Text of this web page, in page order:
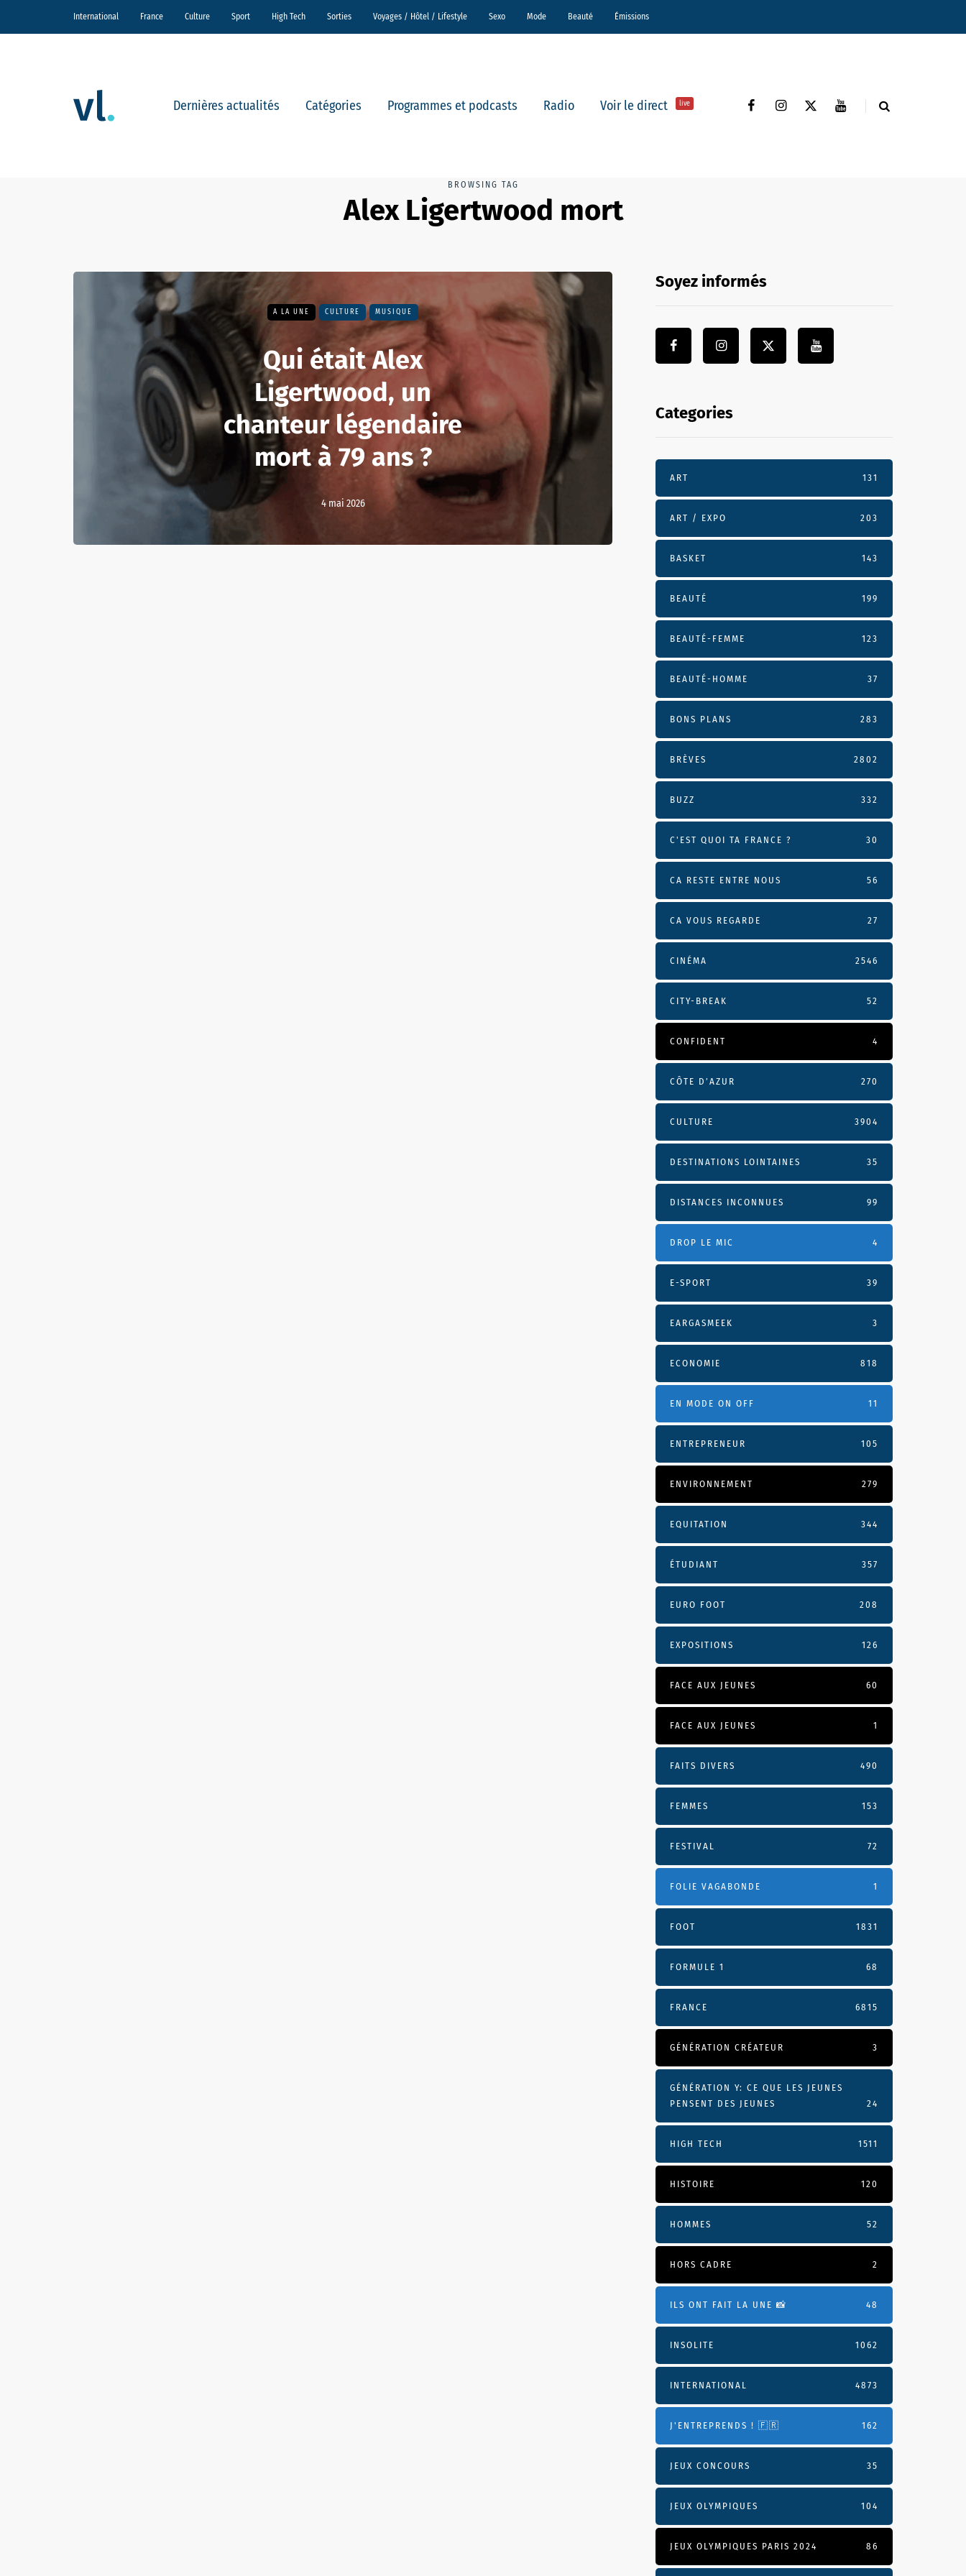
International France Culture Sport High Tech Sorties Voyages / Hôtel / Lifestyle Sexo Mode Beauté Émissions
Dernières actualités Catégories Programmes et podcasts Radio Voir le direct live
BROWSING TAG
Alex Ligertwood mort
A LA UNE CULTURE MUSIQUE
Qui était Alex
Ligertwood, un
chanteur légendaire
mort à 79 ans ?
4 mai 2026
Soyez informés
Categories
ART 131
ART / EXPO 203
BASKET 143
BEAUTÉ 199
BEAUTÉ-FEMME 123
BEAUTÉ-HOMME 37
BONS PLANS 283
BRÈVES 2802
BUZZ 332
C'EST QUOI TA FRANCE ? 30
CA RESTE ENTRE NOUS 56
CA VOUS REGARDE 27
CINÉMA 2546
CITY-BREAK 52
CONFIDENT 4
CÔTE D’AZUR 270
CULTURE 3904
DESTINATIONS LOINTAINES 35
DISTANCES INCONNUES 99
DROP LE MIC 4
E-SPORT 39
EARGASMEEK 3
ECONOMIE 818
EN MODE ON OFF 11
ENTREPRENEUR 105
ENVIRONNEMENT 279
EQUITATION 344
ÉTUDIANT 357
EURO FOOT 208
EXPOSITIONS 126
FACE AUX JEUNES 60
FACE AUX JEUNES 1
FAITS DIVERS 490
FEMMES 153
FESTIVAL 72
FOLIE VAGABONDE 1
FOOT 1831
FORMULE 1 68
FRANCE 6815
GÉNÉRATION CRÉATEUR 3
GÉNÉRATION Y: CE QUE LES JEUNES
PENSENT DES JEUNES
24
HIGH TECH 1511
HISTOIRE 120
HOMMES 52
HORS CADRE 2
ILS ONT FAIT LA UNE 📸 48
INSOLITE 1062
INTERNATIONAL 4873
J'ENTREPRENDS ! 🇫🇷 162
JEUX CONCOURS 35
JEUX OLYMPIQUES 104
JEUX OLYMPIQUES PARIS 2024 86